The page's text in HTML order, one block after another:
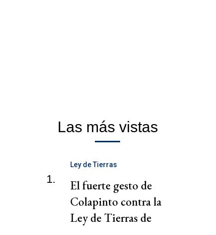
Las más vistas
1.
Ley de Tierras
El fuerte gesto de
Colapinto contra la
Ley de Tierras de